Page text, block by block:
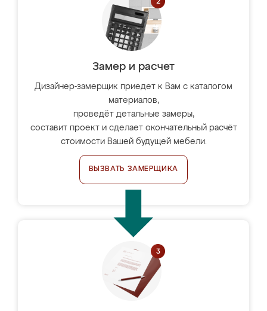
Замер и расчет
Дизайнер-замерщик приедет к Вам с каталогом
материалов,
проведёт детальные замеры,
составит проект и сделает окончательный расчёт
стоимости Вашей будущей мебели.
ВЫЗВАТЬ ЗАМЕРЩИКА